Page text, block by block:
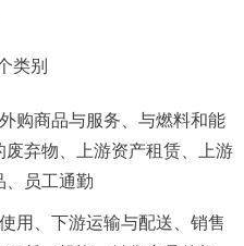
类别
购商品与服务、与燃料和能
弃物、上游资产租赁、上游
、员工通勤
用、下游运输与配送、销售